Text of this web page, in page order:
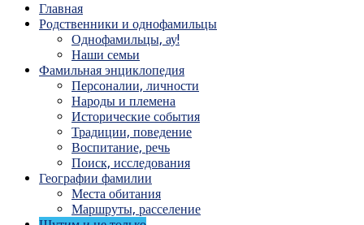
Главная
Родственники и однофамильцы
Однофамильцы, ау!
Наши семьи
Фамильная энциклопедия
Персоналии, личности
Народы и племена
Исторические события
Традиции, поведение
Воспитание, речь
Поиск, исследования
Географии фамилии
Места обитания
Маршруты, расселение